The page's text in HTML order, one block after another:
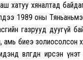
хатуу хяналтад
1989 оны
газрууд дуугүй
амь биеэ
өвлөгдөн ирсэн үнэт